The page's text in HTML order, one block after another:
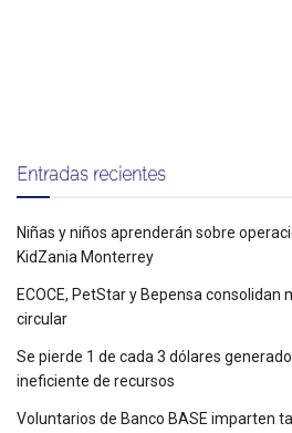
Entradas recientes
Niñas y niños aprenderán sobre
KidZania Monterrey
ECOCE, PetStar y Bepensa consolidan
circular
Se pierde 1 de cada 3 dólares
ineficiente de recursos
Voluntarios de Banco BASE imparten